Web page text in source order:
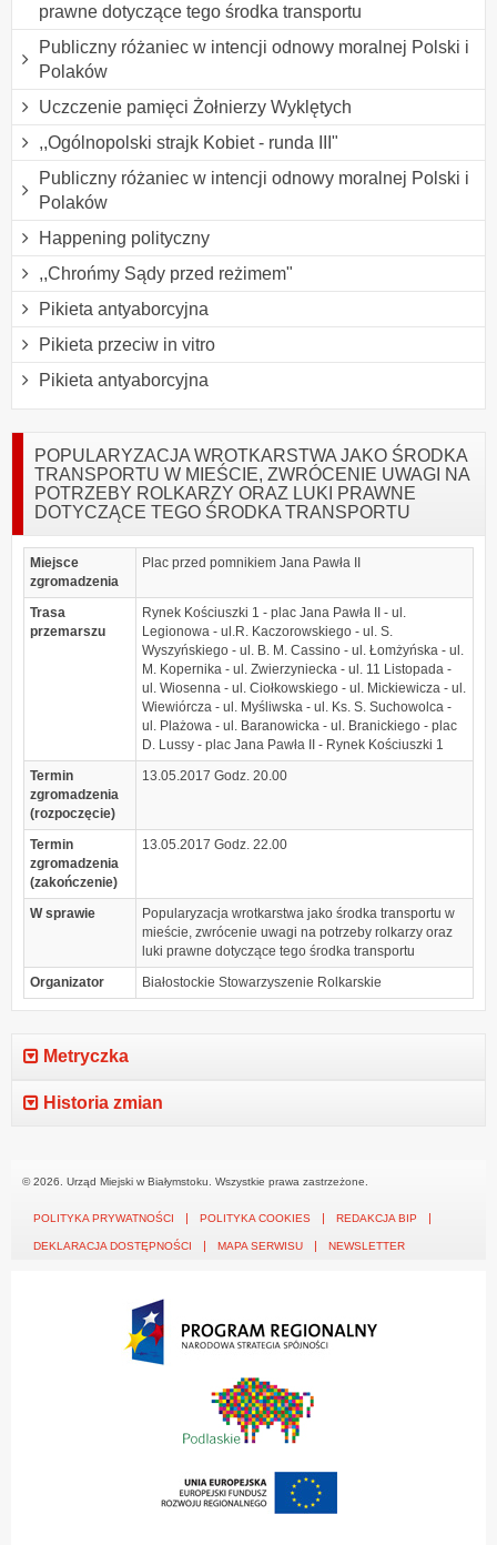
prawne dotyczące tego środka transportu
Publiczny różaniec w intencji odnowy moralnej Polski i
Polaków
Uczczenie pamięci Żołnierzy Wyklętych
,,Ogólnopolski strajk Kobiet - runda III"
Publiczny różaniec w intencji odnowy moralnej Polski i
Polaków
Happening polityczny
,,Chrońmy Sądy przed reżimem"
Pikieta antyaborcyjna
Pikieta przeciw in vitro
Pikieta antyaborcyjna
POPULARYZACJA WROTKARSTWA JAKO ŚRODKA
TRANSPORTU W MIEŚCIE, ZWRÓCENIE UWAGI NA
POTRZEBY ROLKARZY ORAZ LUKI PRAWNE
DOTYCZĄCE TEGO ŚRODKA TRANSPORTU
Miejsce
zgromadzenia
Plac przed pomnikiem Jana Pawła II
Trasa
przemarszu
Rynek Kościuszki 1 - plac Jana Pawła II - ul.
Legionowa - ul.R. Kaczorowskiego - ul. S.
Wyszyńskiego - ul. B. M. Cassino - ul. Łomżyńska - ul.
M. Kopernika - ul. Zwierzyniecka - ul. 11 Listopada -
ul. Wiosenna - ul. Ciołkowskiego - ul. Mickiewicza - ul.
Wiewiórcza - ul. Myśliwska - ul. Ks. S. Suchowolca -
ul. Plażowa - ul. Baranowicka - ul. Branickiego - plac
D. Lussy - plac Jana Pawła II - Rynek Kościuszki 1
Termin
zgromadzenia
(rozpoczęcie)
13.05.2017 Godz. 20.00
Termin
zgromadzenia
(zakończenie)
13.05.2017 Godz. 22.00
W sprawie
Popularyzacja wrotkarstwa jako środka transportu w
mieście, zwrócenie uwagi na potrzeby rolkarzy oraz
luki prawne dotyczące tego środka transportu
Organizator
Białostockie Stowarzyszenie Rolkarskie
Metryczka
Historia zmian
© 2026. Urząd Miejski w Białymstoku. Wszystkie prawa zastrzeżone.
POLITYKA PRYWATNOŚCI POLITYKA COOKIES REDAKCJA BIP
DEKLARACJA DOSTĘPNOŚCI MAPA SERWISU NEWSLETTER